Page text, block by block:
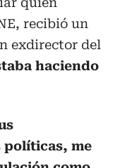
recibió un
exdirector del
haciendo
políticas, me